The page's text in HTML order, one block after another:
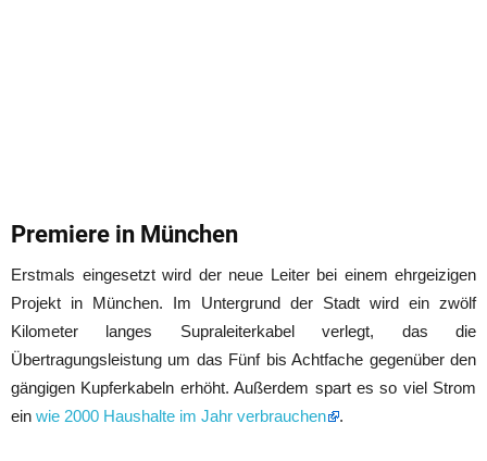
Premiere in München
Erstmals eingesetzt wird der neue Leiter bei einem ehrgeizigen
Projekt in München. Im Untergrund der Stadt wird ein zwölf
Kilometer langes Supraleiterkabel verlegt, das die
Übertragungsleistung um das Fünf bis Achtfache gegenüber den
gängigen Kupferkabeln erhöht. Außerdem spart es so viel Strom
ein wie 2000 Haushalte im Jahr verbrauchen .